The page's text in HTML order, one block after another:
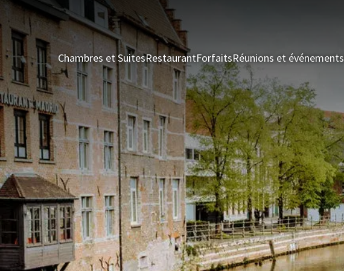
Chambres et SuitesRestaurantForfaitsRéunions et événements